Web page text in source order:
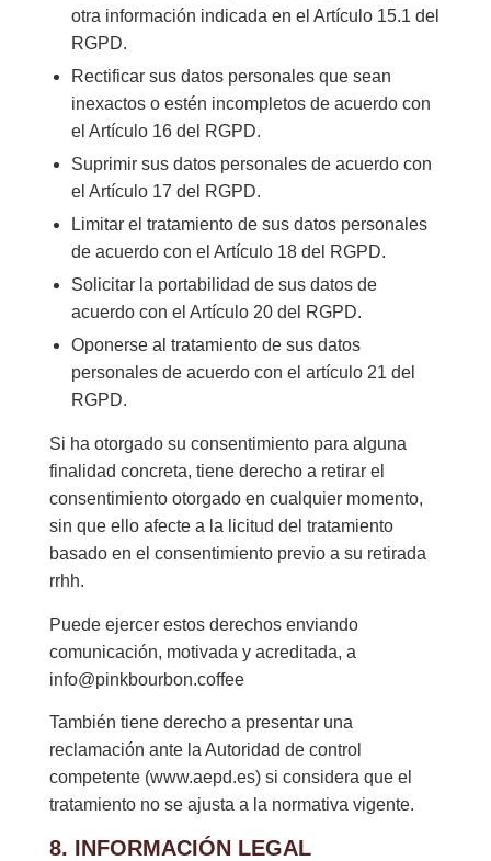
otra información indicada en el Artículo 15.1 del
RGPD.
Rectificar sus datos personales que sean
inexactos o estén incompletos de acuerdo con
el Artículo 16 del RGPD.
Suprimir sus datos personales de acuerdo con
el Artículo 17 del RGPD.
Limitar el tratamiento de sus datos personales
de acuerdo con el Artículo 18 del RGPD.
Solicitar la portabilidad de sus datos de
acuerdo con el Artículo 20 del RGPD.
Oponerse al tratamiento de sus datos
personales de acuerdo con el artículo 21 del
RGPD.
Si ha otorgado su consentimiento para alguna
finalidad concreta, tiene derecho a retirar el
consentimiento otorgado en cualquier momento,
sin que ello afecte a la licitud del tratamiento
basado en el consentimiento previo a su retirada
rrhh.
Puede ejercer estos derechos enviando
comunicación, motivada y acreditada, a
info@pinkbourbon.coffee
También tiene derecho a presentar una
reclamación ante la Autoridad de control
competente (www.aepd.es) si considera que el
tratamiento no se ajusta a la normativa vigente.
8. INFORMACIÓN LEGAL